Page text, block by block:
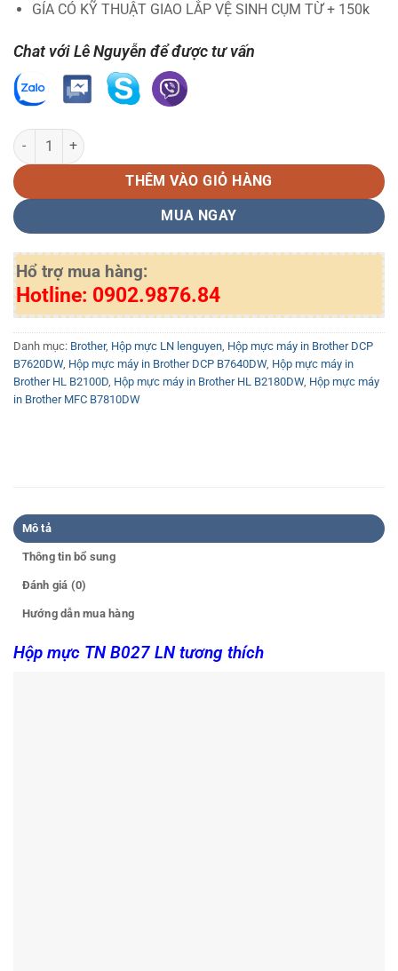
GÍA CÓ KỸ THUẬT GIAO LẮP VỆ SINH CỤM TỪ + 150k
Chat với Lê Nguyễn để được tư vấn
Hộp Mực TN B027 LN - Mực máy in Brother DCP-B7640DW, MFC-
THÊM VÀO GIỎ HÀNG
MUA NGAY
Hổ trợ mua hàng:
Hotline: 0902.9876.84
Danh mục: Brother, Hộp mực LN lenguyen Hộp mực máy in Brother DCP
B7620DW, Hộp mực máy in Brother DCP B7640DW, Hộp mực máy in
Brother HL B2100D Hộp mực máy in Brother HL B2180DW, Hộp mực máy
in Brother MFC B7810DW
Mô tả
Thông tin bổ sung
Đánh giá (0)
Hướng dẫn mua hàng
Hộp mực TN B027 LN tương thích